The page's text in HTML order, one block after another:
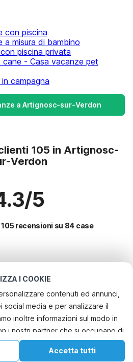
I COOKIE
contenuti ed annunci,
media e per analizzare il
inoltre informazioni sul modo in
i nostri partner che si occupano di
e social media, i quali
altre informazioni che ha fornito
Accetta tutti
con piscina
a misura di bambino
piscina privata
cane - Casa vacanze pet
campagna
a Artignosc-sur-Verdon
105 in Artignosc-
Verdon
5
recensioni su 84 case
le vacanze
lorgues
draguignan
callas
in Artignosc-sur-
in Varo